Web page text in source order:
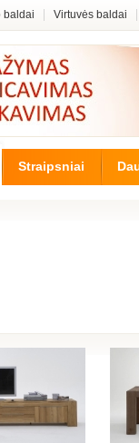
baldai Virtuvės baldai
Straipsniai